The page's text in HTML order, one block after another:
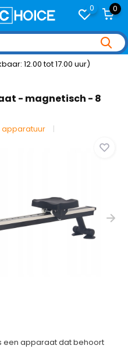
0 0
12.00 tot 17.00 uur)
- magnetisch - 8
apparatuur
een apparaat dat behoort